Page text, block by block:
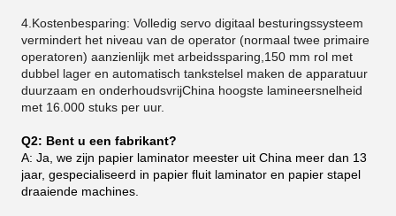
4.Kostenbesparing: Volledig servo digitaal besturingssysteem
vermindert het niveau van de operator (normaal twee primaire
operatoren) aanzienlijk met arbeidssparing,150 mm rol met
dubbel lager en automatisch tankstelsel maken de apparatuur
duurzaam en onderhoudsvrijChina hoogste lamineersnelheid
met 16.000 stuks per uur.
Q2: Bent u een fabrikant?
A: Ja, we zijn papier laminator meester uit China meer dan 13
jaar, gespecialiseerd in papier fluit laminator en papier stapel
draaiende machines.